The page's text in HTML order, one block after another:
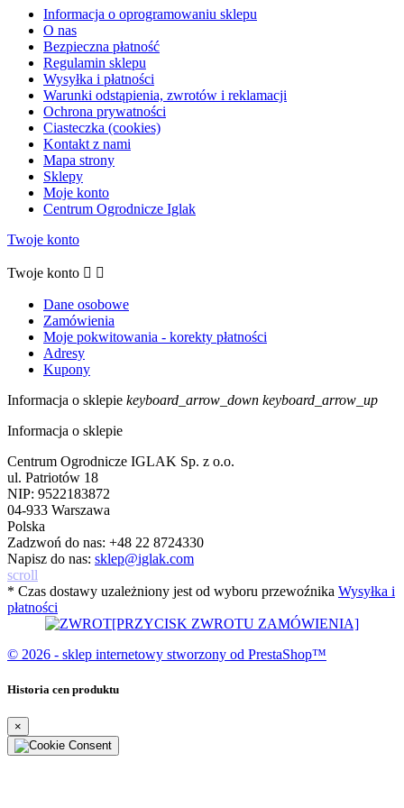
Informacja o oprogramowaniu sklepu
O nas
Bezpieczna płatność
Regulamin sklepu
Wysyłka i płatności
Warunki odstąpienia, zwrotów i reklamacji
Ochrona prywatności
Ciasteczka (cookies)
Kontakt z nami
Mapa strony
Sklepy
Moje konto
Centrum Ogrodnicze Iglak
Twoje konto
Twoje konto  
Dane osobowe
Zamówienia
Moje pokwitowania - korekty płatności
Adresy
Kupony
Informacja o sklepie keyboard_arrow_down keyboard_arrow_up
Informacja o sklepie
Centrum Ogrodnicze IGLAK Sp. z o.o.
ul. Patriotów 18
NIP: 9522183872
04-933 Warszawa
Polska
Zadzwoń do nas: +48 22 8724330
Napisz do nas: sklep@iglak.com
scroll
* Czas dostawy uzależniony jest od wyboru przewoźnika Wysyłka i
płatności
[PRZYCISK ZWROTU ZAMÓWIENIA]
© 2026 - sklep internetowy stworzony od PrestaShop™
Historia cen produktu
×